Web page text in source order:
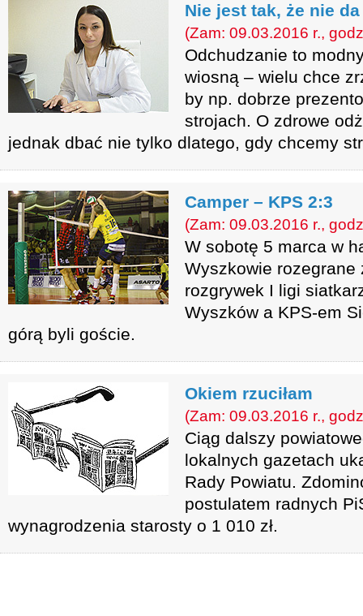
Nie jest tak, że nie
(Zam: 09.03.2016 r.,
Odchudzanie to
wiosną – wielu chce
by np. dobrze
strojach. O zdrowe
jednak dbać nie tylko dlatego, gdy chcemy
Camper – KPS 2:3
(Zam: 09.03.2016 r.,
W sobotę 5 marca w
Wyszkowie rozegrane
rozgrywek I ligi
Wyszków a KPS-em
górą byli goście.
Okiem rzuciłam
(Zam: 09.03.2016 r.,
Ciąg dalszy
lokalnych gazetach
Rady Powiatu.
postulatem radnych
wynagrodzenia starosty o 1 010 zł.